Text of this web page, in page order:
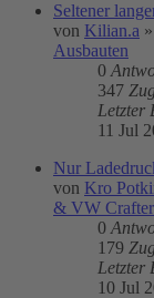
Seltener
von Kilian.a »
Ausbauten
0
347
Letzter
11 Jul
Nur
von Kro
& VW Crafter
0
179
Letzter
10 Jul